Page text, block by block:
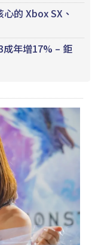
的 Xbox SX、
年增17% – 鉅